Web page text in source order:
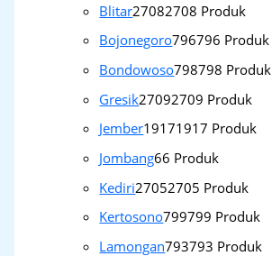
Blitar27082708 Produk
Bojonegoro796796 Produk
Bondowoso798798 Produk
Gresik27092709 Produk
Jember19171917 Produk
Jombang66 Produk
Kediri27052705 Produk
Kertosono799799 Produk
Lamongan793793 Produk